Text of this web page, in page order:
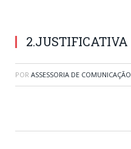
2.JUSTIFICATIVA
POR ASSESSORIA DE COMUNICAÇÃO